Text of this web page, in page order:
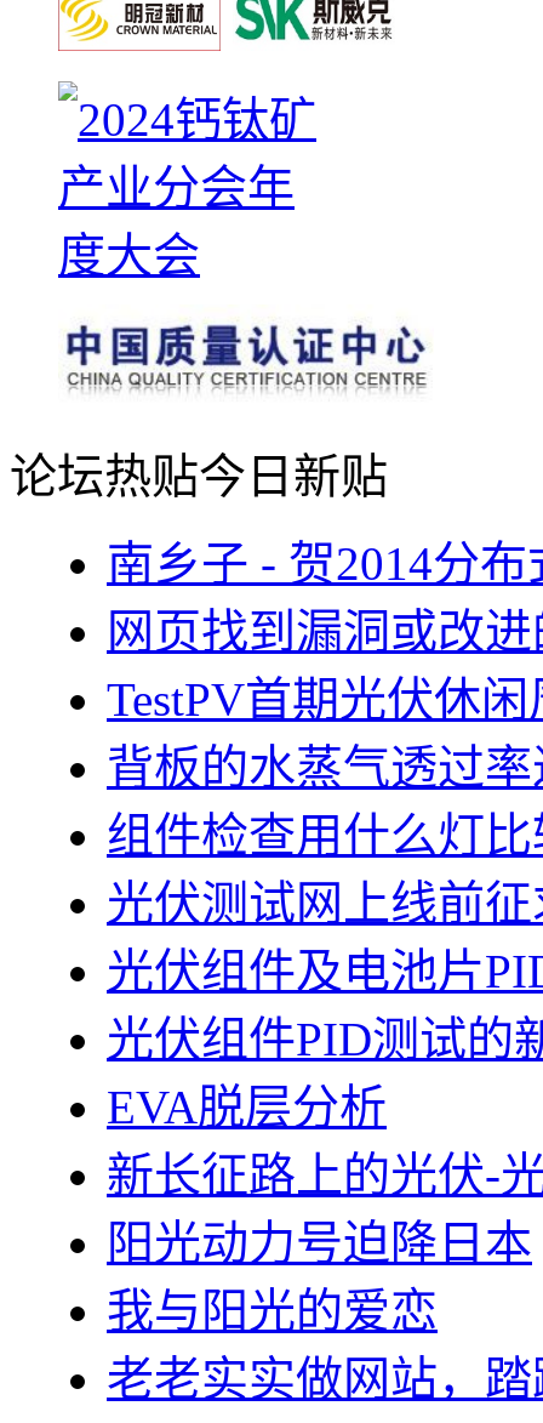
论坛热贴今日新贴
南乡子 - 贺2014分
网页找到漏洞或改
TestPV首期光伏休
背板的水蒸气透过
组件检查用什么灯
光伏测试网上线前
光伏组件及电池片
光伏组件PID测试的
EVA脱层分析
新长征路上的光伏-
阳光动力号迫降日本
我与阳光的爱恋
老老实实做网站，